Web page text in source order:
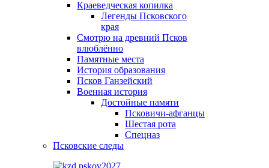
Краеведческая копилка
Легенды Псковского
края
Смотрю на древний Псков
влюблённо
Памятные места
История образования
Псков Ганзейский
Военная история
Достойные памяти
Псковичи-афганцы
Шестая рота
Спецназ
Псковские следы